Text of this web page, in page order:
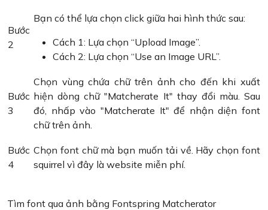
Bước
2
Bạn có thể lựa chọn click giữa hai hình thức sau:
Cách 1: Lựa chọn “Upload Image”.
Cách 2: Lựa chọn “Use an Image URL”.
Bước
3
Chọn vùng chứa chữ trên ảnh cho đến khi xuất
hiện dòng chữ "Matcherate It" thay đổi màu. Sau
đó, nhấp vào "Matcherate It" để nhận diện font
chữ trên ảnh.
Bước
4
Chọn font chữ mà bạn muốn tải về. Hãy chọn font
squirrel vì đây là website miễn phí.
Tìm font qua ảnh bằng Fontspring Matcherator